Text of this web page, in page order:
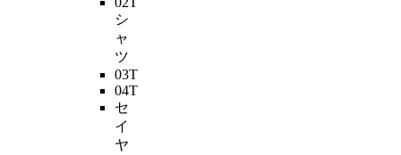
シ
ャ
ツ
03T
04T
セ
イ
ヤ